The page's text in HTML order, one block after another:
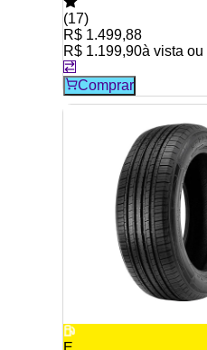
(17)
R$ 1.499,88
R$ 1.199,90à vista ou
Comprar